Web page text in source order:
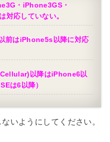
・iPhone3GS・
応していない。
前はiPhone5s以降に対応
以降はiPhone6以
は6以降）
いようにしてください。